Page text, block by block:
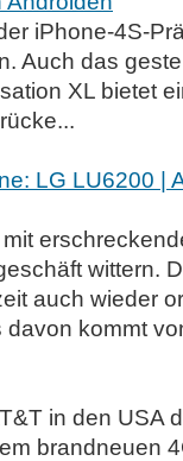
iPhone-4S-
Auch das
XL bietet
LG LU6200 |
wittern.
auch wieder
kommt
in den USA
brandneuen